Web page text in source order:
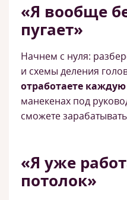
«Я вообще
пугает»
Начнем с нуля:
и схемы деления
отработаете
манекенах под
сможете
«Я уже
потолок»